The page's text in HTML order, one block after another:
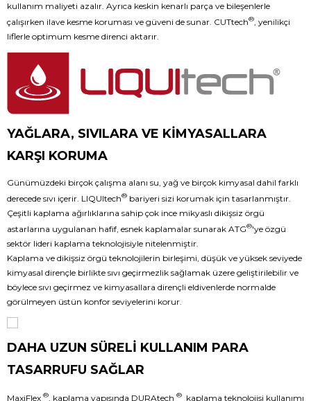
kullanım maliyeti azalır. Ayrıca keskin kenarlı parça ve bileşenlerle
çalışırken ilave kesme koruması ve güveni de sunar. CUTtech®, yenilikçi
liflerle optimum kesme direnci aktarır.
YAĞLARA, SIVILARA VE KİMYASALLARA
KARŞI KORUMA
Günümüzdeki birçok çalışma alanı su, yağ ve birçok kimyasal dahil farklı
derecede sıvı içerir. LIQUItech® bariyeri sizi korumak için tasarlanmıştır.
Çeşitli kaplama ağırlıklarına sahip çok ince mikyaslı dikişsiz örgü
astarlarına uygulanan hafif, esnek kaplamalar sunarak ATG®'ye özgü
sektör lideri kaplama teknolojisiyle nitelenmiştir.
Kaplama ve dikişsiz örgü teknolojilerin birleşimi, düşük ve yüksek seviyede
kimyasal dirençle birlikte sıvı geçirmezlik sağlamak üzere geliştirilebilir ve
böylece sıvı geçirmez ve kimyasallara dirençli eldivenlerde normalde
görülmeyen üstün konfor seviyelerini korur.
DAHA UZUN SÜRELİ KULLANIM PARA
TASARRUFU SAĞLAR
MaxiFlex ®, kaplama yapısında DURAtech ® kaplama teknolojisi kullanımı